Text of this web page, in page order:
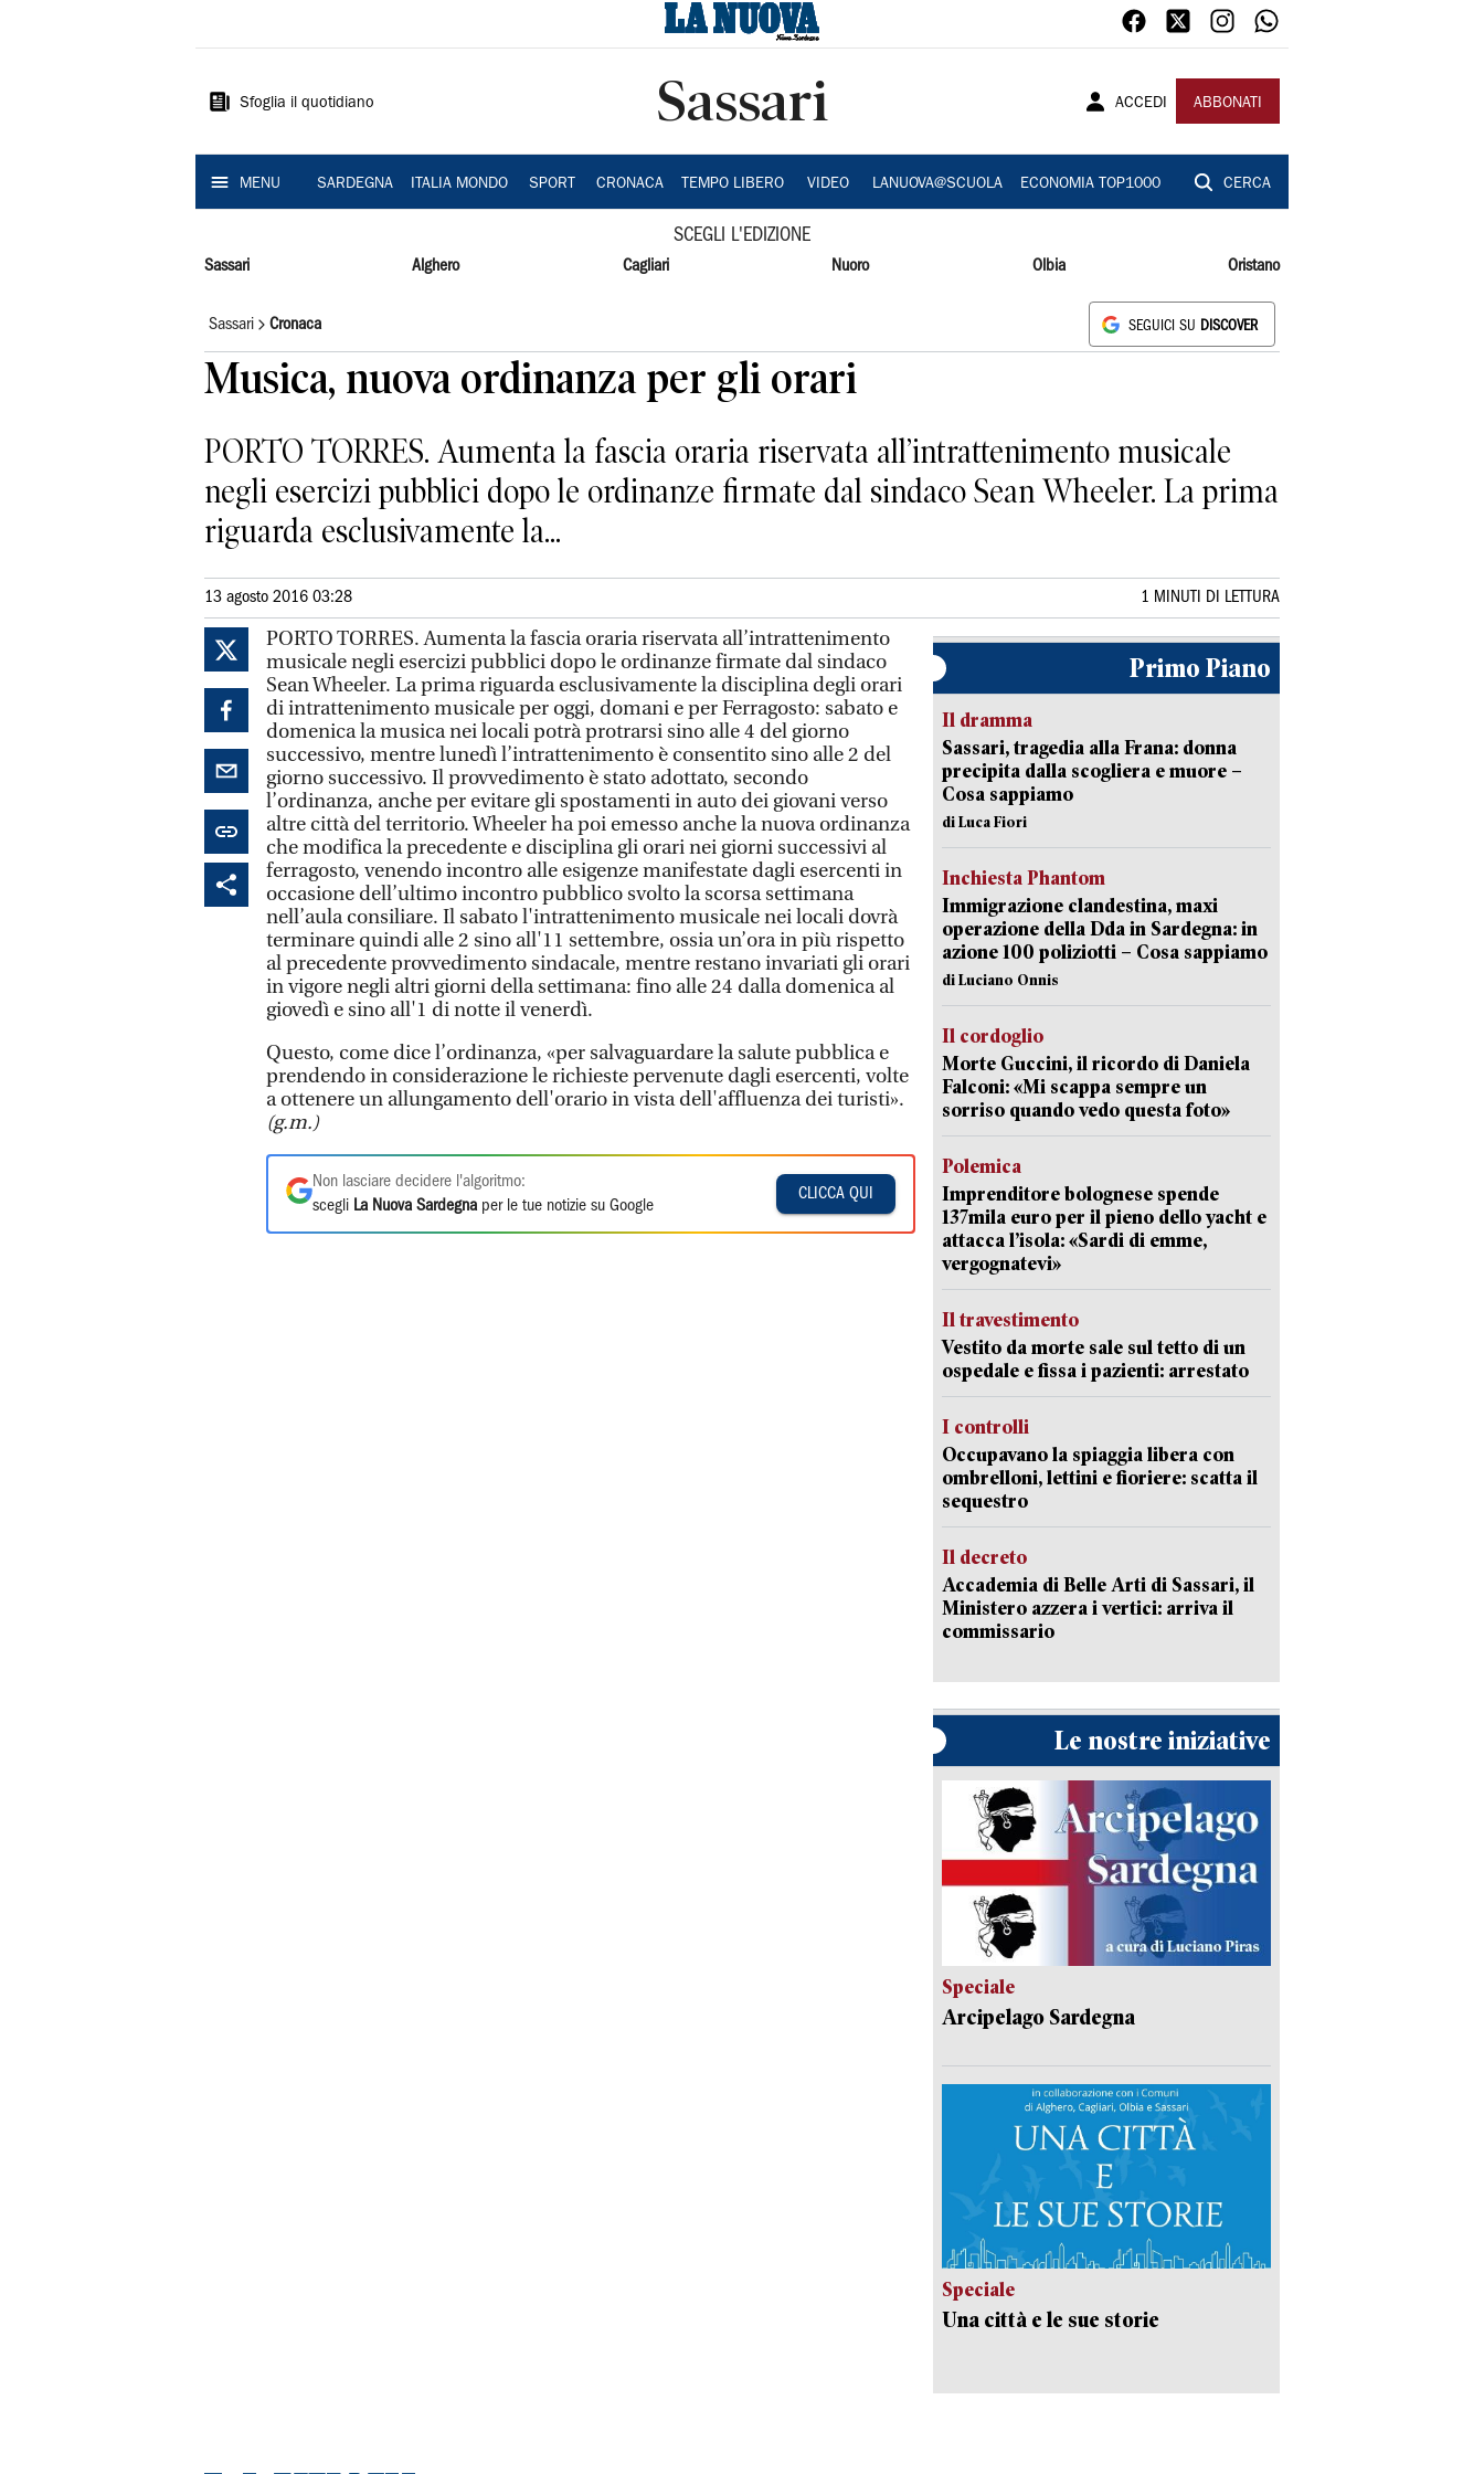
Sardegna
Sfoglia il quotidiano Sassari ACCEDI ABBONATI
MENU SARDEGNA ITALIA MONDO SPORT CRONACA TEMPO LIBERO VIDEO LANUOVA@SCUOLA ECONOMIA TOP1000 CERCA
SCEGLI L'EDIZIONE
Sassari Alghero Cagliari Nuoro Olbia Oristano
Sassari Cronaca SEGUICI SU DISCOVER
Musica, nuova ordinanza per gli orari
PORTO TORRES. Aumenta la fascia oraria riservata all’intrattenimento musicale
negli esercizi pubblici dopo le ordinanze firmate dal sindaco Sean Wheeler. La prima
riguarda esclusivamente la...
13 agosto 2016 03:28 1 MINUTI DI LETTURA
PORTO TORRES. Aumenta la fascia oraria riservata all’intrattenimento
musicale negli esercizi pubblici dopo le ordinanze firmate dal sindaco
Sean Wheeler. La prima riguarda esclusivamente la disciplina degli orari
di intrattenimento musicale per oggi, domani e per Ferragosto: sabato e
domenica la musica nei locali potrà protrarsi sino alle 4 del giorno
successivo, mentre lunedì l’intrattenimento è consentito sino alle 2 del
giorno successivo. Il provvedimento è stato adottato, secondo
l’ordinanza, anche per evitare gli spostamenti in auto dei giovani verso
altre città del territorio. Wheeler ha poi emesso anche la nuova ordinanza
che modifica la precedente e disciplina gli orari nei giorni successivi al
ferragosto, venendo incontro alle esigenze manifestate dagli esercenti in
occasione dell’ultimo incontro pubblico svolto la scorsa settimana
nell’aula consiliare. Il sabato l'intrattenimento musicale nei locali dovrà
terminare quindi alle 2 sino all'11 settembre, ossia un’ora in più rispetto
al precedente provvedimento sindacale, mentre restano invariati gli orari
in vigore negli altri giorni della settimana: fino alle 24 dalla domenica al
giovedì e sino all'1 di notte il venerdì.
Questo, come dice l’ordinanza, «per salvaguardare la salute pubblica e
prendendo in considerazione le richieste pervenute dagli esercenti, volte
a ottenere un allungamento dell'orario in vista dell'affluenza dei turisti».
(g.m.)
Non lasciare decidere l'algoritmo:
scegli La Nuova Sardegna per le tue notizie su Google
CLICCA QUI
Primo Piano
Il dramma
Sassari, tragedia alla Frana: donna
precipita dalla scogliera e muore –
Cosa sappiamo
di Luca Fiori
Inchiesta Phantom
Immigrazione clandestina, maxi
operazione della Dda in Sardegna: in
azione 100 poliziotti – Cosa sappiamo
di Luciano Onnis
Il cordoglio
Morte Guccini, il ricordo di Daniela
Falconi: «Mi scappa sempre un
sorriso quando vedo questa foto»
Polemica
Imprenditore bolognese spende
137mila euro per il pieno dello yacht e
attacca l’isola: «Sardi di emme,
vergognatevi»
Il travestimento
Vestito da morte sale sul tetto di un
ospedale e fissa i pazienti: arrestato
I controlli
Occupavano la spiaggia libera con
ombrelloni, lettini e fioriere: scatta il
sequestro
Il decreto
Accademia di Belle Arti di Sassari, il
Ministero azzera i vertici: arriva il
commissario
Le nostre iniziative
Speciale
Arcipelago Sardegna
Speciale
Una città e le sue storie